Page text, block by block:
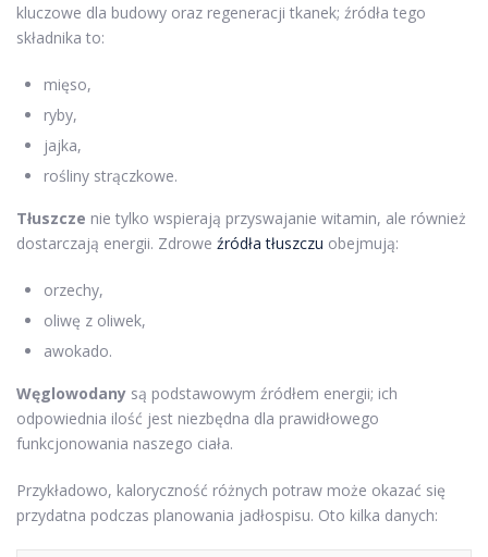
kluczowe dla budowy oraz regeneracji tkanek; źródła tego
składnika to:
mięso,
ryby,
jajka,
rośliny strączkowe.
Tłuszcze nie tylko wspierają przyswajanie witamin, ale również
dostarczają energii. Zdrowe źródła tłuszczu obejmują:
orzechy,
oliwę z oliwek,
awokado.
Węglowodany są podstawowym źródłem energii; ich
odpowiednia ilość jest niezbędna dla prawidłowego
funkcjonowania naszego ciała.
Przykładowo, kaloryczność różnych potraw może okazać się
przydatna podczas planowania jadłospisu. Oto kilka danych: